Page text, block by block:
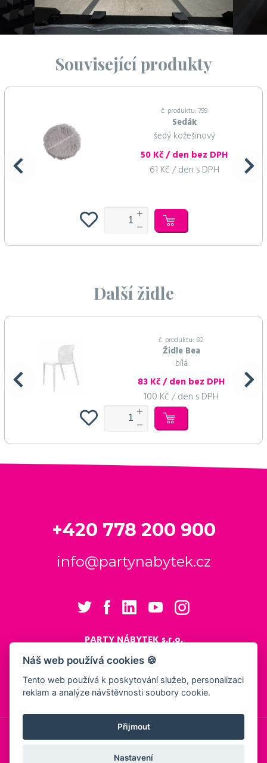
Náš web používá cookies 🍪
Tento web používá k poskytování služeb, personalizaci
reklam a analýze návštěvnosti soubory cookie.
Přijmout
Nastavení
Související produkty
č. produktu: 799
Sedák
šedý kožešinový
50 Kč / den bez DPH
61 Kč / den s DPH
Další židle
č. produktu: 82
Židle Bea
bílá
83 Kč / den bez DPH
100 Kč / den s DPH
+420 778 200 900
info@partynabytek.cz
PARTY NÁBYTEK s.r.o.
Cukrovarská 984
Logistický areál Cukrovar Čakovice
196 00 Praha 9 - Čakovice
© 2026, PARTY NÁBYTEK s.r.o.
Ochrana osobních údajů